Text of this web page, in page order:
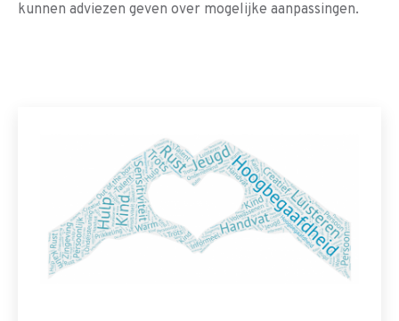
kunnen adviezen geven over mogelijke aanpassingen.